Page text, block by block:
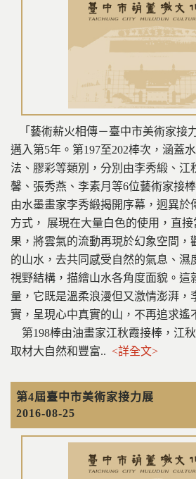
「藝術薪火相傳－臺中市美術家接
邁入第5年。第197至202棒次，涵蓋
法、膠彩等類別，分別由李秀緞、江
馨、張秀燕、李素月等6位藝術家
由水墨畫家李秀緞揭開序幕，迥異於
方式， 展現在大量白色的使用，直
果，將雲氣的流動再現於幻象空間，
的山水，去共同感受自然的氣息、濕
視野結構，描繪山水各角度面貌。這
量，它既是溫柔浪漫但又激情澎湃，
實，呈現心中真實的山，不再追求
第198棒由油畫家江秋霞接棒，江
取材大自然和豐富.. <詳全文>
第4屆臺中市美術家接力展
2016-08-25